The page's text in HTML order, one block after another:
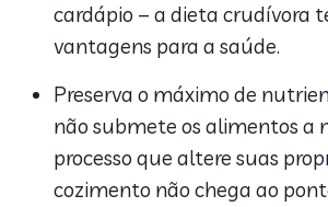
cardápio – a dieta crudívora
vantagens para a saúde.
Preserva o máximo de
não submete os alimentos a
processo que altere suas
cozimento não chega ao